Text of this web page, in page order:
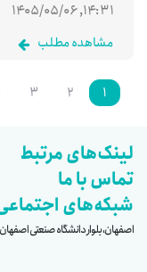
۱۴:۳۱, ۱۴۰۵/۰۵/۰۶
مشاهده مطلب
۱
لینک‌های مرتبط
تماس با ما
شبکه‌های اجتماعی
اصفهان، بلوار دانشگاه صنعتی